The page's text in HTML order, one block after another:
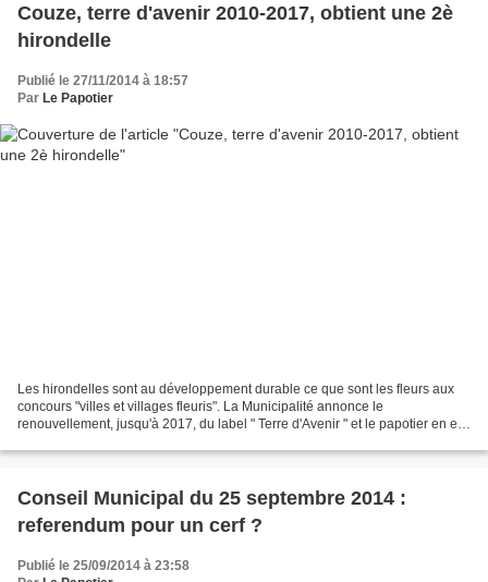
Couze, terre d'avenir 2010-2017, obtient une 2è
hirondelle
Publié le 27/11/2014 à 18:57
Par Le Papotier
Les hirondelles sont au développement durable ce que sont les fleurs aux
concours "villes et villages fleuris". La Municipalité annonce le
renouvellement, jusqu'à 2017, du label " Terre d'Avenir " et le papotier en est
Conseil Municipal du 25 septembre 2014 :
referendum pour un cerf ?
Publié le 25/09/2014 à 23:58